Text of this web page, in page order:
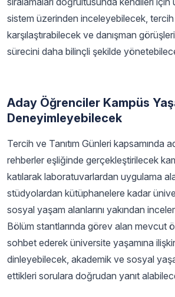
sistem üzerinden inceleyebilecek,
karşılaştırabilecek ve danışman
sürecini daha bilinçli şekilde
Aday Öğrenciler Kampüs
Deneyimleyebilecek
Tercih ve Tanıtım Günleri kapsamında
rehberler eşliğinde gerçekleştirilecek
katılarak laboratuvarlardan uygulama
stüdyolardan kütüphanelere kadar
sosyal yaşam alanlarını yakından
Bölüm stantlarında görev alan mevcut
sohbet ederek üniversite yaşamına
dinleyebilecek, akademik ve sosyal
ettikleri sorulara doğrudan yanıt